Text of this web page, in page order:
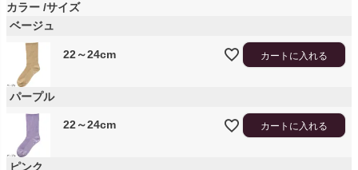
カラー サイズ
ベージュ
22～24cm カートに入れる
パープル
22～24cm カートに入れる
ピンク